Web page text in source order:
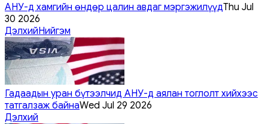
АНУ-д хамгийн өндөр цалин авдаг мэргэжилүүдThu Jul
30 2026
ДэлхийНийгэм
Гадаадын уран бүтээлчид АНУ-д аялан тоглолт хийхээс
татгалзаж байнаWed Jul 29 2026
Дэлхий